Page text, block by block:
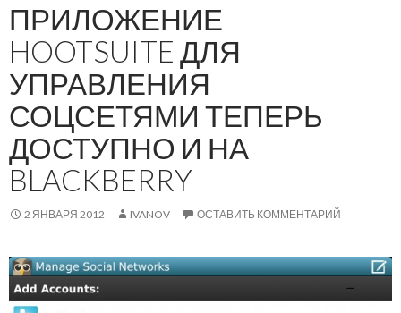
ПРИЛОЖЕНИЕ
HOOTSUITE ДЛЯ
УПРАВЛЕНИЯ
СОЦСЕТЯМИ ТЕПЕРЬ
ДОСТУПНО И НА
BLACKBERRY
2 ЯНВАРЯ 2012 IVANOV ОСТАВИТЬ КОММЕНТАРИЙ